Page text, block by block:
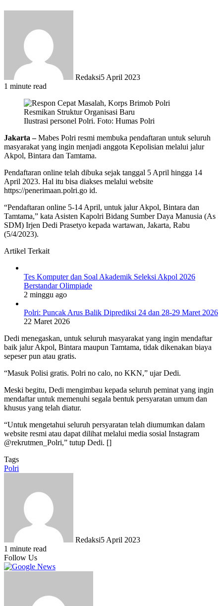
Redaksi5 April 2023
1 minute read
Ilustrasi personel Polri. Foto: Humas Polri
Jakarta –Mabes Polri resmi membuka pendaftaran untuk seluruh
masyarakat yang ingin menjadi anggota Kepolisian melalui jalur
Akpol, Bintara dan Tamtama.
Pendaftaran online telah dibuka sejak tanggal 5 April hingga 14
April 2023. Hal itu bisa diakses melalui website
https://penerimaan.polri.go id.
“Pendaftaran online 5-14 April, untuk jalur Akpol, Bintara dan
Tamtama,” kata Asisten Kapolri Bidang Sumber Daya Manusia (As
SDM) Irjen Dedi Prasetyo kepada wartawan, Jakarta, Rabu
(5/4/2023).
Artikel Terkait
Tes Komputer dan Soal Akademik Seleksi Akpol 2026
Berstandar Olimpiade
2 minggu ago
Polri: Puncak Arus Balik Diprediksi 24 dan 28-29 Maret 2026
22 Maret 2026
Dedi menegaskan, untuk seluruh masyarakat yang ingin mendaftar
baik jalur Akpol, Bintara maupun Tamtama, tidak dikenakan biaya
sepeser pun atau gratis.
“Masuk Polisi gratis. Polri no calo, no KKN,” ujar Dedi.
Meski begitu, Dedi mengimbau kepada seluruh peminat yang ingin
mendaftar untuk memenuhi segala bentuk persyaratan umum dan
khusus yang telah diatur.
“Untuk mengetahui seluruh persyaratan telah diumumkan dalam
website resmi atau dapat dilihat melalui media sosial Instagram
@rekrutmen_Polri,” tutup Dedi. []
Tags
Polri
Redaksi5 April 2023
1 minute read
Follow Us